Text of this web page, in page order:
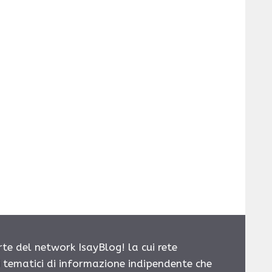
del network IsayBlog! la cui rete
di informazione indipendente che